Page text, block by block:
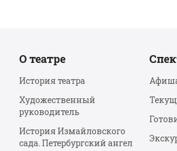
О театре
История театра
Художественный
руководитель
История Измайловского
сада. Петербургский ангел